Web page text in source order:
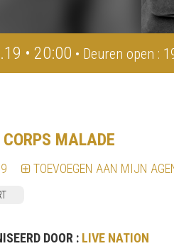
• 20:00 • Deuren open :
CORPS MALADE
TOEVOEGEN AAN MIJN
DOOR : LIVE NATION